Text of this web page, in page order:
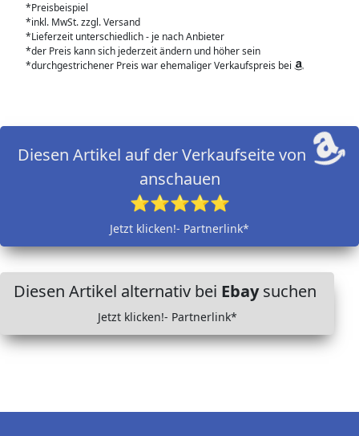
*Preisbeispiel
*inkl. MwSt. zzgl. Versand
*Lieferzeit unterschiedlich - je nach Anbieter
*der Preis kann sich jederzeit ändern und höher sein
*durchgestrichener Preis war ehemaliger Verkaufspreis bei
Diesen Artikel auf der Verkaufseite von
anschauen
⭐⭐⭐⭐⭐
Jetzt klicken!- Partnerlink*
Diesen Artikel alternativ bei Ebaysuchen
Jetzt klicken!- Partnerlink*